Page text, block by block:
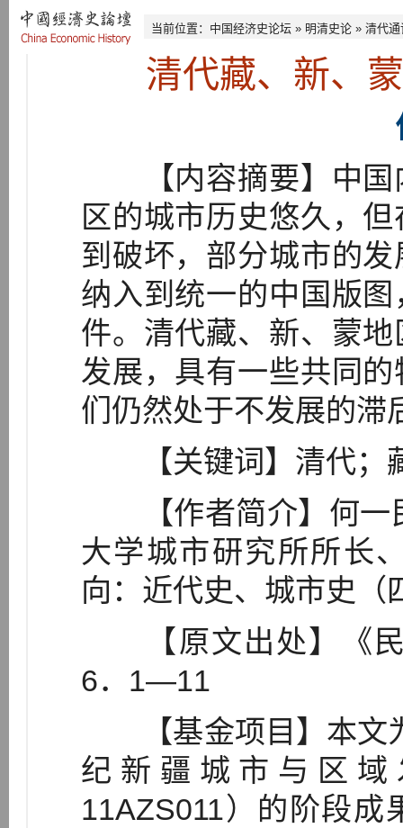
当前位置： 中国经济史论坛 » 明清史论 » 清代通
清代藏、新、
【内容摘要】中国
区的城市历史悠久，
到破坏，部分城市的
纳入到统一的中国版
件。清代藏、新、蒙
发展，具有一些共同
们仍然处于不发展的滞
【关键词】清代；
【作者简介】何一
大学城市研究所所长
向：近代史、城市史（
【原文出处】《民
6．1—11
【基金项目】本文
纪新疆城市与区
11AZS011）的阶段